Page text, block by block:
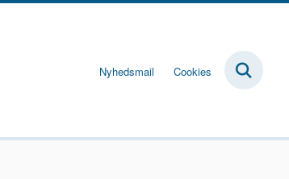
Nyhedsmail Cookies